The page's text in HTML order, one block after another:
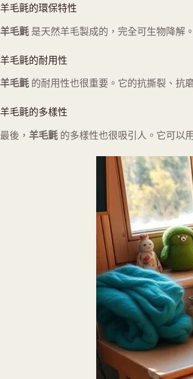
羊毛氈的環保特性
羊毛氈 是天然羊毛製成的，完全可生物降解
羊毛氈的耐用性
羊毛氈 的耐用性也很重要。它的抗撕裂、抗
羊毛氈的多樣性
最後， 羊毛氈 的多樣性也很吸引人。它可以